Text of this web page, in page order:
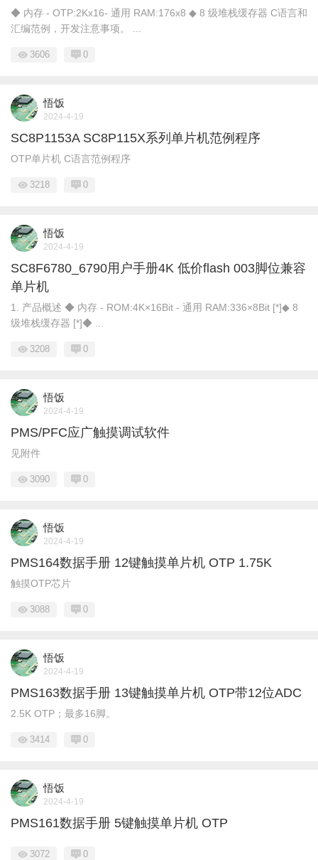
◆ 内存 - OTP:2Kx16- 通用 RAM:176x8 ◆ 8 级堆栈缓存器 C语言和
汇编范例，开发注意事项。 ...
3606 0
悟饭
2024-4-19
SC8P1153A SC8P115X系列单片机范例程序
OTP单片机 C语言范例程序
3218 0
悟饭
2024-4-19
SC8F6780_6790用户手册4K 低价flash 003脚位兼容
单片机
1. 产品概述 ◆ 内存 - ROM:4K×16Bit - 通用 RAM:336×8Bit [*]◆ 8
级堆栈缓存器 [*]◆ ...
3208 0
悟饭
2024-4-19
PMS/PFC应广触摸调试软件
见附件
3090 0
悟饭
2024-4-19
PMS164数据手册 12键触摸单片机 OTP 1.75K
触摸OTP芯片
3088 0
悟饭
2024-4-19
PMS163数据手册 13键触摸单片机 OTP带12位ADC
2.5K OTP；最多16脚。
3414 0
悟饭
2024-4-19
PMS161数据手册 5键触摸单片机 OTP
3072 0